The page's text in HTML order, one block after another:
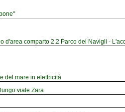
d'area comparto 2.2 Parco dei Navigli -
del mare in elettricità
viale Zara